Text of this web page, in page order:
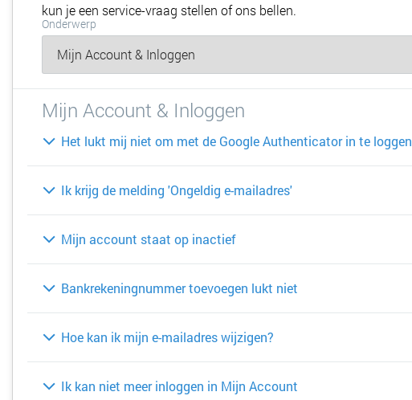
kun je een service-vraag stellen of ons bellen.
Onderwerp
Mijn Account & Inloggen
Het lukt mij niet om met de Google Authenticator in te loggen
Ik krijg de melding 'Ongeldig e-mailadres'
Mijn account staat op inactief
Bankrekeningnummer toevoegen lukt niet
Hoe kan ik mijn e-mailadres wijzigen?
Ik kan niet meer inloggen in Mijn Account